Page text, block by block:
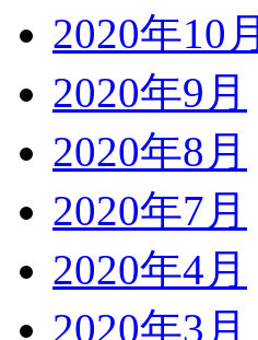
2020年10月
2020年9月
2020年8月
2020年7月
2020年4月
2020年3月